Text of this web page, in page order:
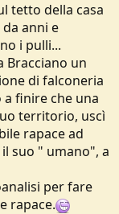
tetto della casa
anni e
i pulli...
Bracciano un
di falconeria
a finire che una
territorio, uscì
rapace ad
suo " umano", a
per fare
rapace.